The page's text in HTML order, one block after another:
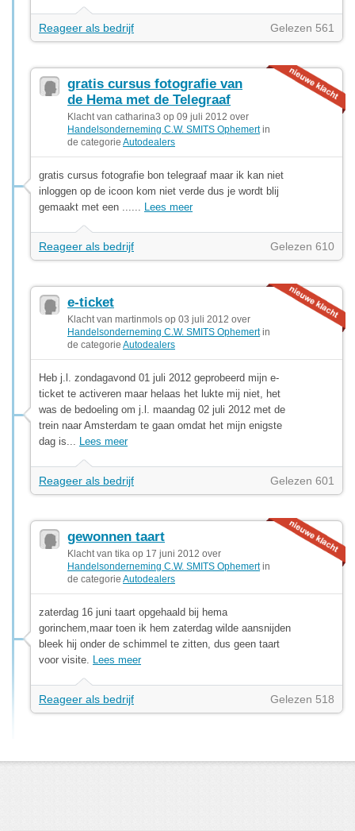
Reageer als bedrijf Gelezen 561
gratis cursus fotografie van
de Hema met de Telegraaf
Klacht van catharina3 op 09 juli 2012 over
Handelsonderneming C.W. SMITS Ophemertin
de categorie Autodealers
gratis cursus fotografie bon telegraaf maar ik kan niet
inloggen op de icoon kom niet verde dus je wordt blij
gemaakt met een ...... Lees meer
Reageer als bedrijf Gelezen 610
e-ticket
Klacht van martinmols op 03 juli 2012 over
Handelsonderneming C.W. SMITS Ophemertin
de categorie Autodealers
Heb j.l. zondagavond 01 juli 2012 geprobeerd mijn e-
ticket te activeren maar helaas het lukte mij niet, het
was de bedoeling om j.l. maandag 02 juli 2012 met de
trein naar Amsterdam te gaan omdat het mijn enigste
dag is... Lees meer
Reageer als bedrijf Gelezen 601
gewonnen taart
Klacht van tika op 17 juni 2012 over
Handelsonderneming C.W. SMITS Ophemertin
de categorie Autodealers
zaterdag 16 juni taart opgehaald bij hema
gorinchem,maar toen ik hem zaterdag wilde aansnijden
bleek hij onder de schimmel te zitten, dus geen taart
voor visite. Lees meer
Reageer als bedrijf Gelezen 518